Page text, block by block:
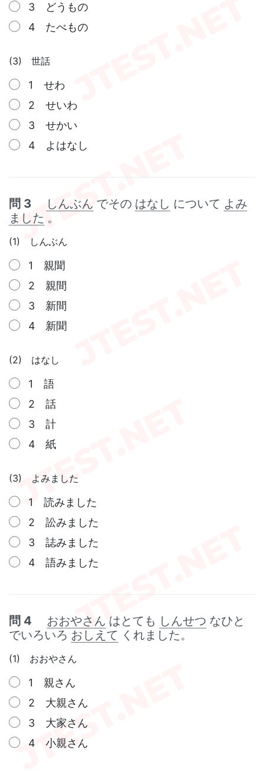
3 どうもの
4 たべもの
(3) 世話
1 せわ
2 せいわ
3 せかい
4 よはなし
問 3 しんぶん でその はなし について よみ
ました 。
(1) しんぶん
1 親聞
2 親間
3 新間
4 新聞
(2) はなし
1 語
2 話
3 計
4 紙
(3) よみました
1 読みました
2 訟みました
3 誌みました
4 語みました
問 4 おおやさん はとても しんせつ なひと
でいろいろ おしえて くれました。
(1) おおやさん
1 親さん
2 大親さん
3 大家さん
4 小親さん